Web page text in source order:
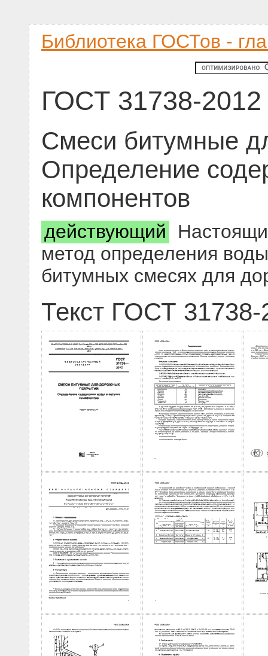
Библиотека ГОСТов -
ГОСТ 31738-2012
Смеси битумные
Определение
компонентов
действующий
метод определения
битумных смесях для
Текст ГОСТ 31738-